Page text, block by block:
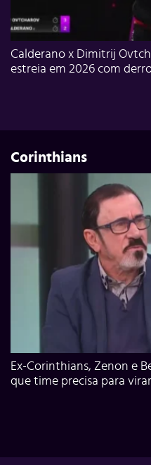
Calderano x Dimitrij
estreia em 2026 com
Corinthians
Ex-Corinthians, Zenon e
que time precisa para